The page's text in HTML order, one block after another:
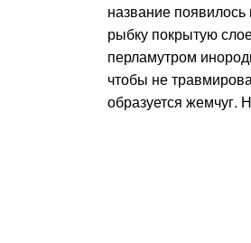
название
рыбку покрытую
перламутром
чтобы не
образуется жемчуг.